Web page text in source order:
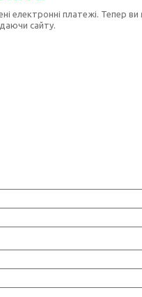
електронні платежі. Тепер
сайту.